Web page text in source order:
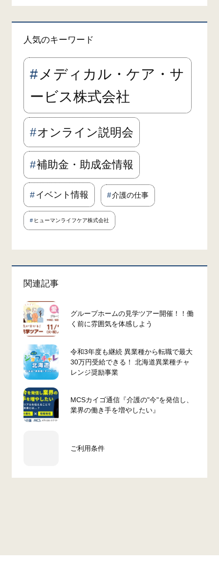
人気のキーワード
メディカル・ケア・サ
ービス株式会社
オンライン説明会
補助金・助成金情報
イベント情報 介護の仕事
ヒューマンライフケア株式会社
関連記事
グループホームの見学ツアー開催！！働
く前に雰囲気を体感しよう
令和3年度も継続 異業種から転職で最大
30万円受給できる！ 北海道異業種チャ
レンジ奨励事業
MCSカイゴ通信『介護の"今"を発信し、
業界の働き手を増やしたい』
ご利用条件